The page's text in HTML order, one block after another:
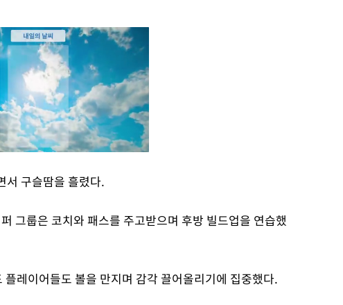
서 구슬땀을 흘렸다.
그룹은 코치와 패스를 주고받으며 후방 빌드업을 연습했
레이어들도 볼을 만지며 감각 끌어올리기에 집중했다.